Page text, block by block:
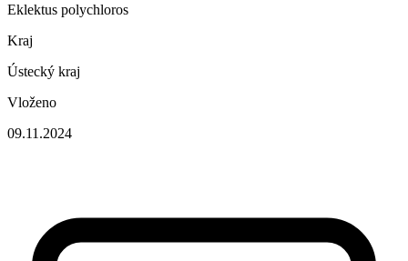
Eklektus polychloros
Kraj
Ústecký kraj
Vloženo
09.11.2024